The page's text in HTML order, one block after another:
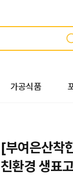
가공식품
[부여은산착
친환경 생표